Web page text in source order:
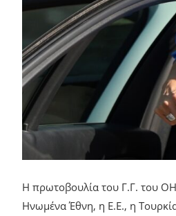
Η πρωτοβουλία του Γ.Γ. του
Ηνωμένα Έθνη, η Ε.Ε., η